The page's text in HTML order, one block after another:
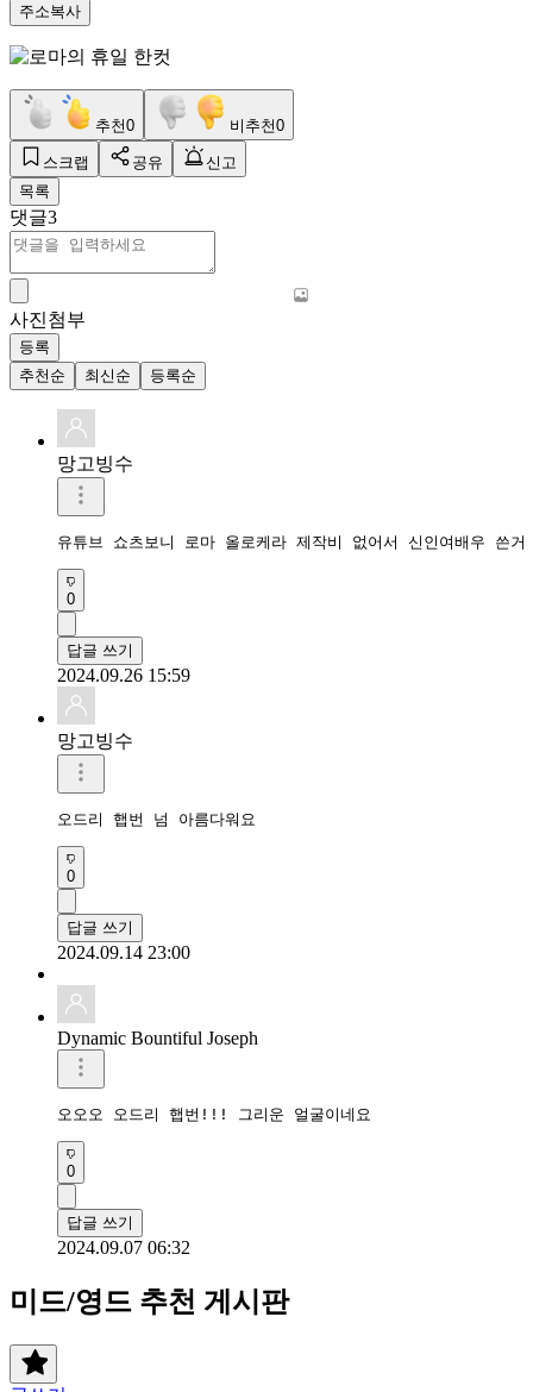
주소복사
추천0 비추천0
스크랩 공유
신고
목록
댓글3
사진첨부
등록
추천순
최신순 등록순
망고빙수
유튜브 쇼츠보니 로마 올로케라 제작비 없어서 신인여배우 쓴
0
답글 쓰기
2024.09.26 15:59
망고빙수
오드리 햅번 넘 아름다워요
0
답글 쓰기
2024.09.14 23:00
Dynamic Bountiful Joseph
오오오 오드리 햅번!!! 그리운 얼굴이네요
0
답글 쓰기
2024.09.07 06:32
미드/영드 추천 게시판